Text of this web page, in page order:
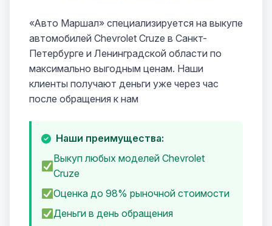
«Авто Маршал» специализируется на выкупе
автомобилей Chevrolet Cruze в Санкт-
Петербурге и Ленинградской области по
максимально выгодным ценам. Наши
клиенты получают деньги уже через час
после обращения к нам
Наши преимущества:
Выкуп любых моделей Chevrolet
Cruze
Оценка до 98% рыночной стоимости
Деньги в день обращения